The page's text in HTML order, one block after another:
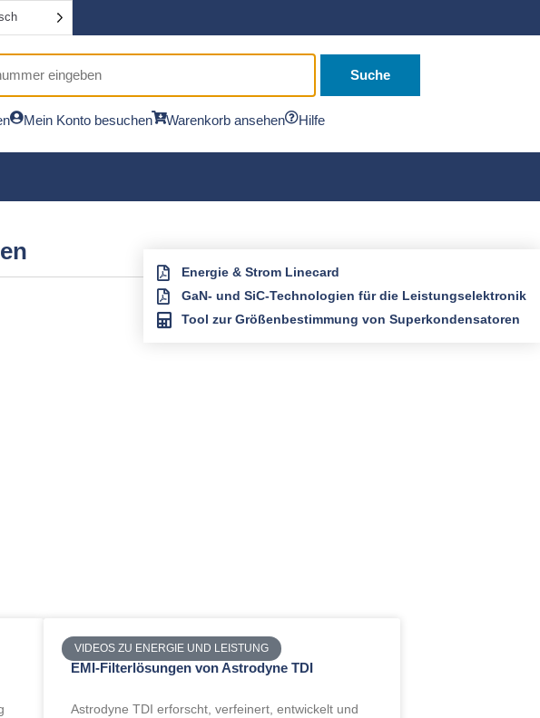
Suche
Mein Konto besuchen Warenkorb ansehen Hilfe
Energie & Strom Linecard
GaN- und SiC-Technologien für die Leistungselektronik
Tool zur Größenbestimmung von Superkondensatoren
VIDEOS ZU ENERGIE UND LEISTUNG
EMI-Filterlösungen von Astrodyne TDI
Astrodyne TDI erforscht, verfeinert, entwickelt und